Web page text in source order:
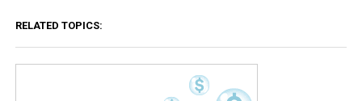
RELATED TOPICS: